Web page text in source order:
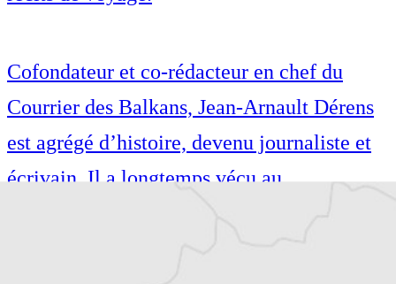
Cofondateur et co-rédacteur en chef du
Courrier des Balkans, Jean-Arnault Dérens
est agrégé d’histoire, devenu journaliste et
écrivain. Il a longtemps vécu au